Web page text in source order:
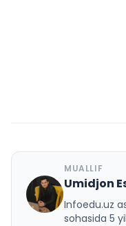
U
MUALLIF
Umidjon
Infoedu.uz
sohasida 5